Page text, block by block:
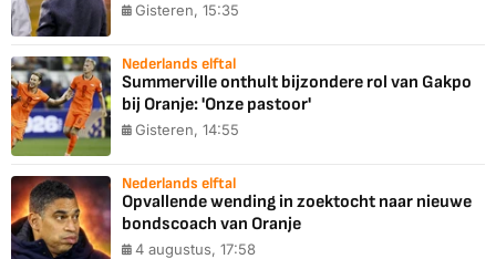
Gisteren, 15:35
Nederlands elftal
Summerville onthult bijzondere rol van Gakpo
bij Oranje: 'Onze pastoor'
Gisteren, 14:55
Nederlands elftal
Opvallende wending in zoektocht naar nieuwe
bondscoach van Oranje
4 augustus, 17:58